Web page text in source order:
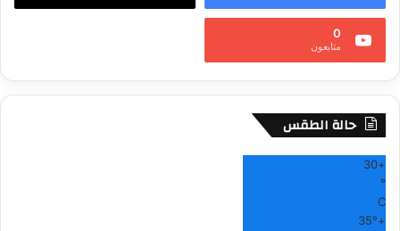
0
متابعون
حالة الطقس
+
30
°
C
+
35°